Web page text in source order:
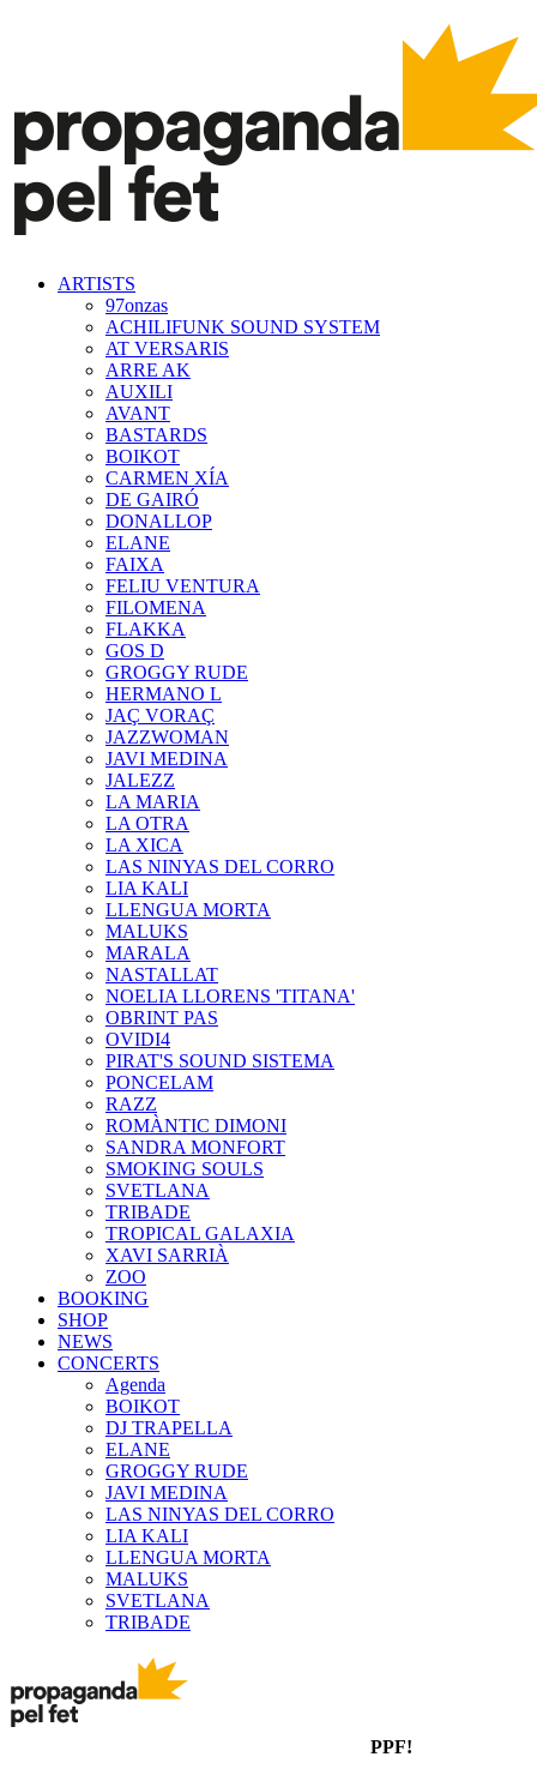
ARTISTS
97onzas
ACHILIFUNK SOUND SYSTEM
AT VERSARIS
ARRE AK
AUXILI
AVANT
BASTARDS
BOIKOT
CARMEN XÍA
DE GAIRÓ
DONALLOP
ELANE
FAIXA
FELIU VENTURA
FILOMENA
FLAKKA
GOS D
GROGGY RUDE
HERMANO L
JAÇ VORAÇ
JAZZWOMAN
JAVI MEDINA
JALEZZ
LA MARIA
LA OTRA
LA XICA
LAS NINYAS DEL CORRO
LIA KALI
LLENGUA MORTA
MALUKS
MARALA
NASTALLAT
NOELIA LLORENS 'TITANA'
OBRINT PAS
OVIDI4
PIRAT'S SOUND SISTEMA
PONCELAM
RAZZ
ROMÀNTIC DIMONI
SANDRA MONFORT
SMOKING SOULS
SVETLANA
TRIBADE
TROPICAL GALAXIA
XAVI SARRIÀ
ZOO
BOOKING
SHOP
NEWS
CONCERTS
Agenda
BOIKOT
DJ TRAPELLA
ELANE
GROGGY RUDE
JAVI MEDINA
LAS NINYAS DEL CORRO
LIA KALI
LLENGUA MORTA
MALUKS
SVETLANA
TRIBADE
PPF!